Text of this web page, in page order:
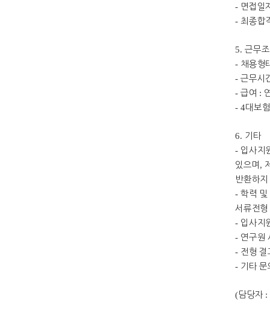
- 면접일
- 최종합
5. 근무
- 채용형
- 근무시
- 급여 :
- 4대보험
6. 기타
- 입사지
있으며 ,
반환하
- 학력 및
서류전
- 입사지
- 연구원
- 전형
- 기타
(담당자 :